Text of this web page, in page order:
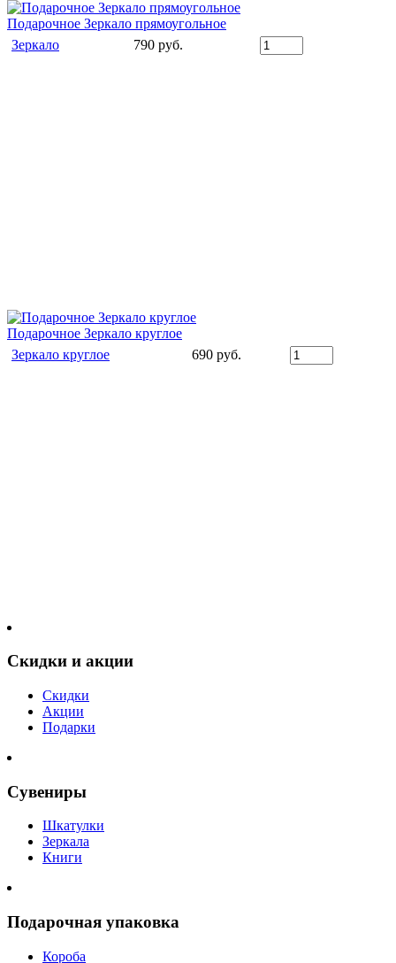
Подарочное Зеркало прямоугольное
Зеркало
790 руб.
Подарочное Зеркало круглое
Зеркало круглое
690 руб.
Скидки и акции
Скидки
Акции
Подарки
Сувениры
Шкатулки
Зеркала
Книги
Подарочная упаковка
Короба